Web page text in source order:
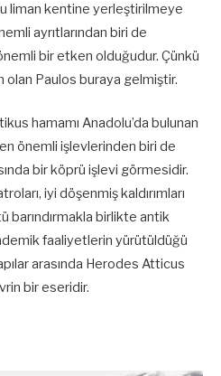
liman kentine yerleştirilmeye
ayrıtlarından biri de
bir etken olduğudur. Çünkü
olan Paulos buraya gelmiştir.
hamamı Anadolu’da bulunan
önemli işlevlerinden biri de
bir köprü işlevi görmesidir.
iyi döşenmiş kaldırımları
barındırmakla birlikte antik
faaliyetlerin yürütüldüğü
arasında Herodes Atticus
bir eseridir.